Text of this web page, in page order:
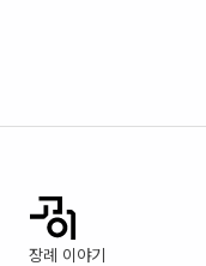
장례 이야기